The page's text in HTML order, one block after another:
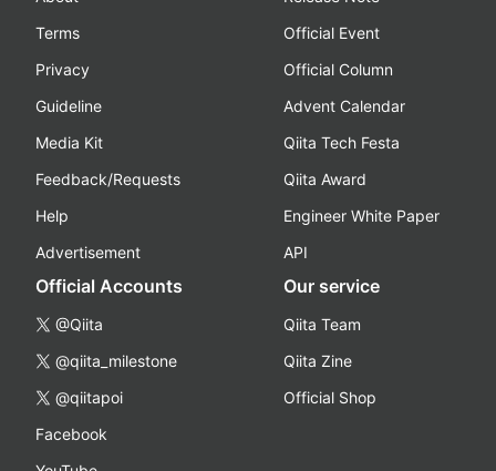
Terms
Privacy
Guideline
Media Kit
Feedback/Requests
Help
Advertisement
Official Event
Official Column
Advent Calendar
Qiita Tech Festa
Qiita Award
Engineer White Paper
API
Official Accounts
@Qiita
@qiita_milestone
@qiitapoi
Facebook
Our service
Qiita Team
Qiita Zine
Official Shop